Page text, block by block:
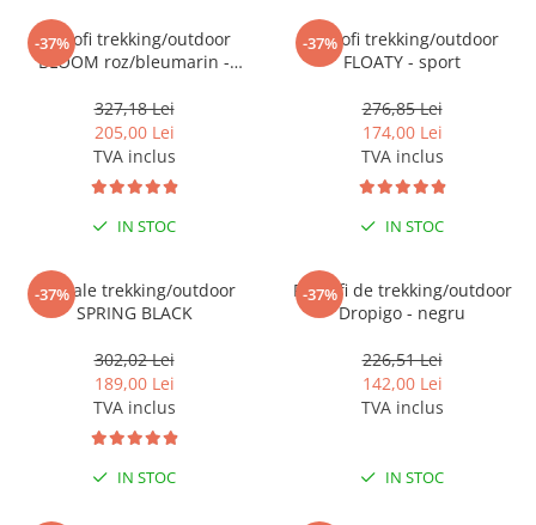
Jachete pentru sudura
Pantaloni de protectie
Pentru copii
Pantaloni de lucru cu pieptar
Veste de lucru
Pentru femei
Fleece-uri
Halate
Jachete / Bluze salopeta
Pantaloni de lucru cu pieptar
Pantaloni de lucru in talie
Tricouri polo
Veste de lucru
-37%
Pantofi trekking/outdoor
BLOOM roz/bleumarin -
327,18 Lei
205,00 Lei
TVA inclus
IN STOC
-37%
Pantofi trekking/outdoor
FLOATY - sport
276,85 Lei
174,00 Lei
TVA inclus
IN STOC
-37%
Sandale trekking/outdoor
SPRING BLACK
302,02 Lei
189,00 Lei
TVA inclus
IN STOC
-37%
Pantofi de trekking/outdoor
Dropigo - negru
226,51 Lei
142,00 Lei
TVA inclus
IN STOC